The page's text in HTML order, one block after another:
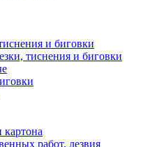
и биговки
тиснения и биговки
картона
работ, лезвия